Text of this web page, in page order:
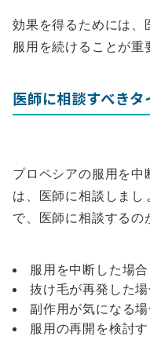
効果を得るためには、
服用を続けることが重
医師に相談すべき
プロペシアの服用を中
は、医師に相談しま
で、医師に相談するの
服用を中断した場合
抜け毛が再発した場
副作用が気になる場
服用の再開を検討